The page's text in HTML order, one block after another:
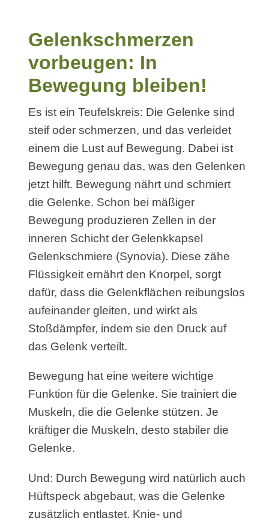
Gelenkschmerzen
vorbeugen: In
Bewegung bleiben!
Es ist ein Teufelskreis: Die Gelenke sind
steif oder schmerzen, und das verleidet
einem die Lust auf Bewegung. Dabei ist
Bewegung genau das, was den Gelenken
jetzt hilft. Bewegung nährt und schmiert
die Gelenke. Schon bei mäßiger
Bewegung produzieren Zellen in der
inneren Schicht der Gelenkkapsel
Gelenkschmiere (Synovia). Diese zähe
Flüssigkeit ernährt den Knorpel, sorgt
dafür, dass die Gelenkflächen reibungslos
aufeinander gleiten, und wirkt als
Stoßdämpfer, indem sie den Druck auf
das Gelenk verteilt.
Bewegung hat eine weitere wichtige
Funktion für die Gelenke. Sie trainiert die
Muskeln, die die Gelenke stützen. Je
kräftiger die Muskeln, desto stabiler die
Gelenke.
Und: Durch Bewegung wird natürlich auch
Hüftspeck abgebaut, was die Gelenke
zusätzlich entlastet. Knie- und